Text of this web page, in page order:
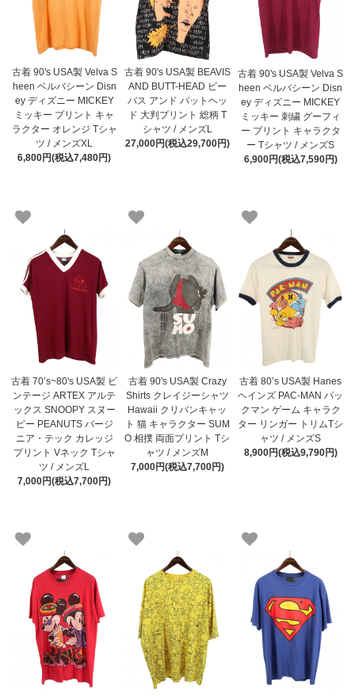
古着 90's USA製 Velva S
heen ベルバシーン Disn
ey ディズニー MICKEY
ミッキー プリント キャ
ラクター オレンジ Tシャ
ツ / メンズXL
6,800円(税込7,480円)
古着 90's USA製 BEAVIS
AND BUTT-HEAD ビー
バス アンド バットヘッ
ド 大判プリント 総柄 T
シャツ / メンズL
27,000円(税込29,700円)
古着 90's USA製 Velva S
heen ベルバシーン Disn
ey ディズニー MICKEY
ミッキー 刺繍 グーフィ
ー プリント キャラクタ
ー Tシャツ / メンズS
6,900円(税込7,590円)
古着 70’s~80's USA製 ビ
ンテージ ARTEX アルテ
ックス SNOOPY スヌー
ピー PEANUTS バージ
ニア・テック カレッジ
プリント Vネック Tシャ
ツ / メンズL
7,000円(税込7,700円)
古着 90's USA製 Crazy
Shirts クレイジーシャツ
Hawaii クリバンキャッ
ト 猫 キャラクター SUM
O 相撲 両面プリント Tシ
ャツ / メンズM
7,000円(税込7,700円)
古着 80’s USA製 Hanes
ヘインズ PAC-MAN パッ
クマン ゲーム キャラク
ター リンガー トリムTシ
ャツ / メンズS
8,900円(税込9,790円)